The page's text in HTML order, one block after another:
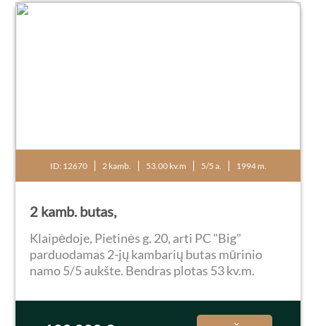
ID: 12670 2 kamb. 53.00 kv.m 5/5 a. 1994 m.
2 kamb. butas,
Klaipėdoje, Pietinės g. 20, arti PC "Big"
parduodamas 2-jų kambarių butas mūrinio
namo 5/5 aukšte. Bendras plotas 53 kv.m.
reguliuojamas šildymas. Yra įstiklintas didelis